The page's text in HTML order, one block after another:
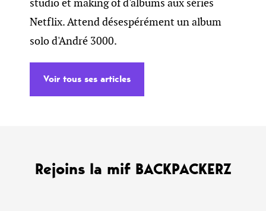
Netflix. Attend désespérément un album
solo d'André 3000.
Voir tous ses articles
Rejoins la mif BACKPACKERZ